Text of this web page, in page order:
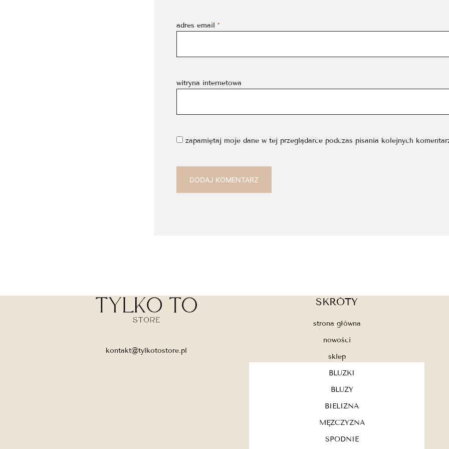
adres email *
witryna internetowa
zapamiętaj moje dane w tej przeglądarce podczas pisania kolejnych
kontakt@tylkotostore.pl
SKRÓTY
strona główna
nowości
sklep
BLUZKI
BLUZY
BIELIZNA
MĘŻCZYZNA
SPODNIE